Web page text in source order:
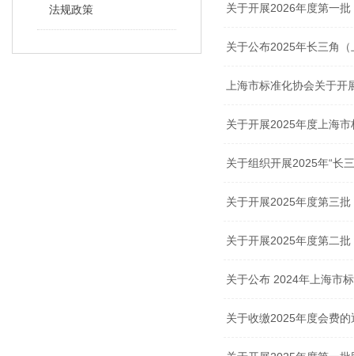
关于开展2026年度第一
关于公布2025年长三角
上海市标准化协会关于
关于开展2025年度上海
关于组织开展2025年“长
关于开展2025年度第三
关于开展2025年度第二
关于公布 2024年上海市
关于收缴2025年度会费的
法规政策